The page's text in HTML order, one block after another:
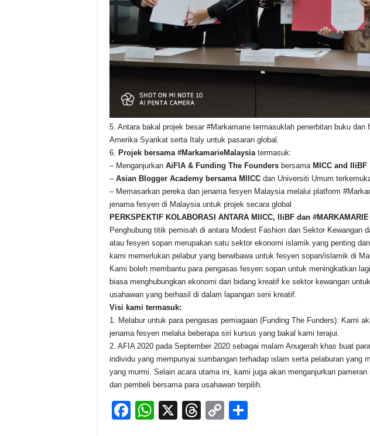
5. Antara bakal projek besar #Markamarie termasuklah penerbitan buku dan
Amerika Syarikat serta Italy untuk pasaran global.
6. Projek bersama #MarkamarieMalaysia termasuk:
– Menganjurkan AiFlA & Funding The Founders bersama MICC and IIiBF
– Asian Blogger Academy bersama MIICC dan Universiti Umum
– Memasarkan pereka dan jenama fesyen Malaysia melalui platform
jenama fesyen di Malaysia untuk projek secara global
PERKSPEKTIF KOLABORASI ANTARA MIICC, lliBF dan #MARKAMARIE
Penghubung titik pemisah di antara Modest Fashion dan Sektor Kewangan
atau fesyen sopan merupakan satu sektor ekonomi islamik yang penting
kami memerlukan pelabur yang berwibawa untuk fesyen sopan/islamik di
Kami boleh membantu para pengasas fesyen sopan untuk meningkatkan
biasa menghubungkan ekonomi dari bidang kreatif ke sektor kewangan
usahawan yang berhasil di dalam lapangan seni kreatif.
Visi kami termasuk:
1. Melabur untuk para pengasas pemiagaan (Funding The Funders): Kami
jenama fesyen melalui beberapa siri kursus yang bakal kami terajui.
2. AFIA 2020 pada September 2020 sebagai malam Anugerah khas buat
individu yang mempunyai sumbangan terhadap islam serta pelaburan yang
yang murmi. Selain acara utama ini, kami juga akan menganjurkan
dan pembeli bersama para usahawan terpilih.
F
W
X
T
C